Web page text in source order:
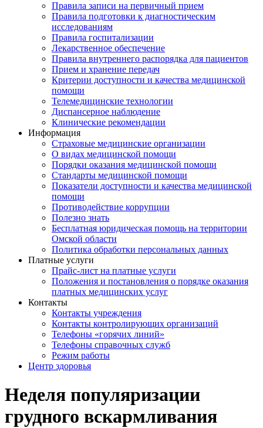
Правила записи на первичный прием
Правила подготовки к диагностическим
исследованиям
Правила госпитализации
Лекарственное обеспечение
Правила внутреннего распорядка для пациентов
Прием и хранение передач
Критерии доступности и качества медицинской
помощи
Телемедицинские технологии
Диспансерное наблюдение
Клинические рекомендации
Информация
Страховые медицинские организации
О видах медицинской помощи
Порядки оказания медицинской помощи
Стандарты медицинской помощи
Показатели доступности и качества медицинской
помощи
Противодействие коррупции
Полезно знать
Бесплатная юридическая помощь на территории
Омской области
Политика обработки персональных данных
Платные услуги
Прайс-лист на платные услуги
Положения и постановления о порядке оказания
платных медицинских услуг
Контакты
Контакты учреждения
Контакты контролирующих организаций
Телефоны «горячих линий»
Телефоны справочных служб
Режим работы
Центр здоровья
Неделя популяризации
грудного вскармливания